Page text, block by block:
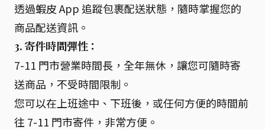
透過蝦皮 App 追蹤包裹配送狀態，隨時掌握您的
商品配送資訊。
3. 寄件時間彈性：
7-11 門市營業時間長，全年無休，讓您可隨時寄
送商品，不受時間限制。
您可以在上班途中、下班後，或任何方便的時間前
往 7-11 門市寄件，非常方便。